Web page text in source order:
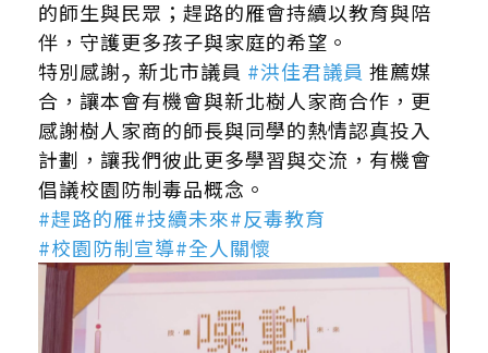
的師生與民眾；趕路的雁會持續以教育與陪
伴，守護更多孩子與家庭的希望。
特別感謝
新北市議員 #洪佳君議員 推薦媒
合，讓本會有機會與新北樹人家商合作，更
感謝樹人家商的師長與同學的熱情認真投入
計劃，讓我們彼此更多學習與交流，有機會
倡議校園防制毒品概念。
#趕路的雁#技續未來#反毒教育
#校園防制宣導#全人關懷